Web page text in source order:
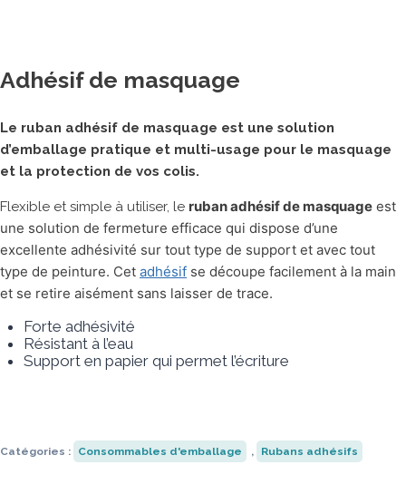
Adhésif de masquage
Le ruban adhésif de masquage est une solution
d’emballage pratique et multi-usage pour le masquage
et la protection de vos colis.
Flexible et simple à utiliser, le ruban adhésif de masquage est
une solution de fermeture efficace qui dispose d’une
excellente adhésivité sur tout type de support et avec tout
type de peinture. Cet adhésif se découpe facilement à la main
et se retire aisément sans laisser de trace.
Forte adhésivité
Résistant à l’eau
Support en papier qui permet l’écriture
Catégories : Consommables d'emballage , Rubans adhésifs
ROBOTS COLLABORATIFS
MARQUES PARTENAIRES
Robopac Universal Robots Anser
Strapack
Transpak
HSM Fischbein Ripack